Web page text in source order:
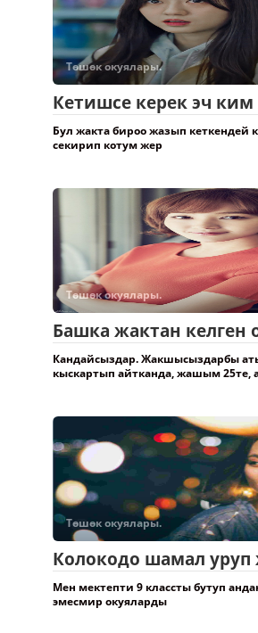
Төшөк окуялары.
Кетишсе керек эч
Бул жакта бироо жазып кеткендей
секирип котум жер
Төшөк окуялары.
Башка жактан келген
Кандайсыздар. Жакшысыздарбы
кыскартып айтканда, жашым
Төшөк окуялары.
Колокодо шамал уруп
Мен мектепти 9 классты бутуп
эмесмир окуяларды